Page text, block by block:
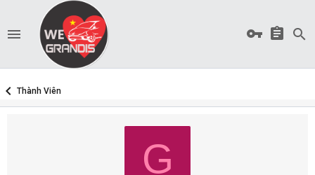
Thành Viên
G